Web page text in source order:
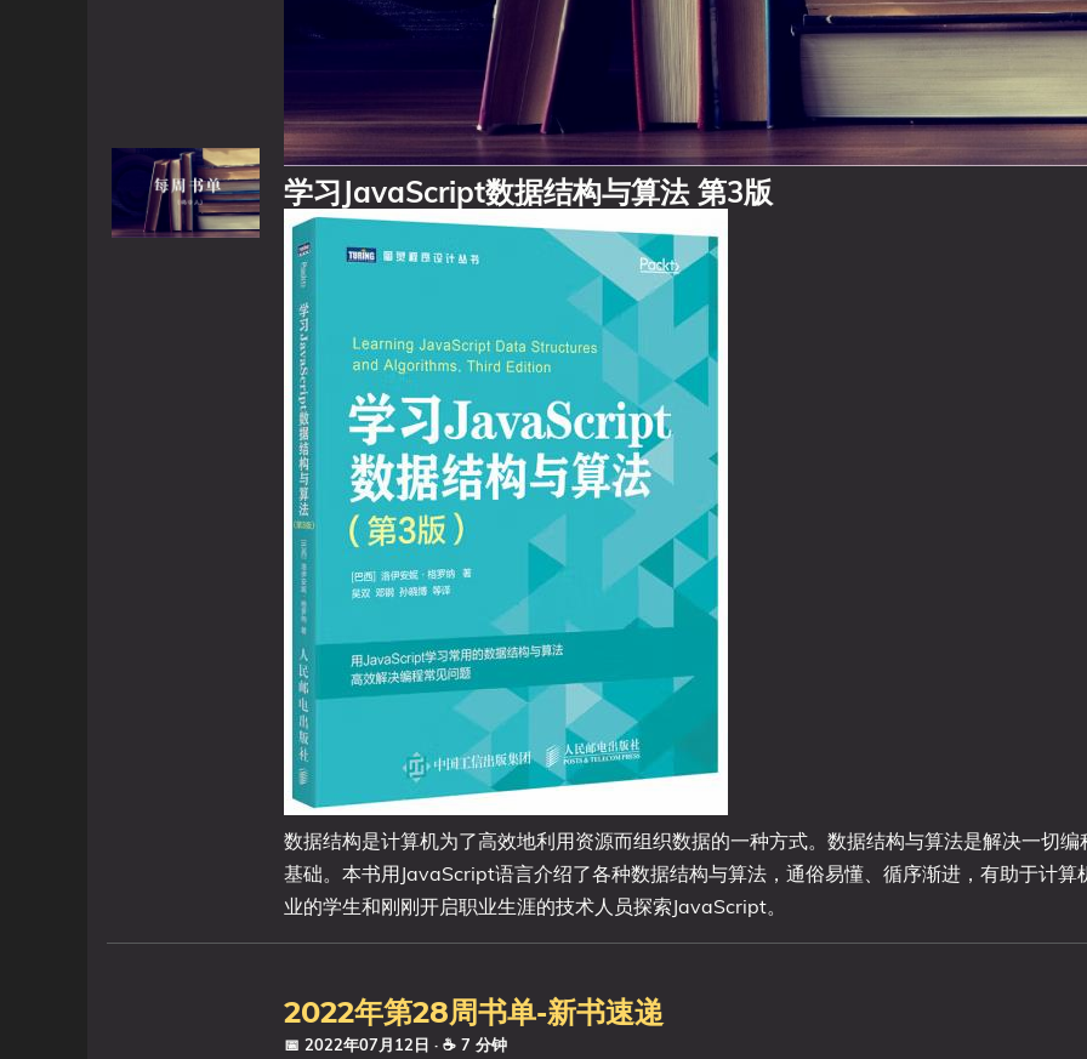
学习JavaScript数据结构与算法 第3版
数据结构是计算机为了高效地利用资源而组织数据的一种方式。数据结构与算法是解决一切编
基础。本书用JavaScript语言介绍了各种数据结构与算法，通俗易懂、循序渐进，有助于计算
业的学生和刚刚开启职业生涯的技术人员探索JavaScript。
2022年第28周书单-新书速递
📅 2022年07月12日 · ☕ 7 分钟